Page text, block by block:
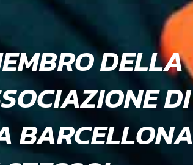
DELLA
DI
BARCELLONA